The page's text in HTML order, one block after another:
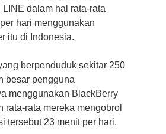
dalam hal rata-rata
hari menggunakan
itu di Indonesia.
berpenduduk sekitar 250
besar pengguna
menggunakan BlackBerry
rata-rata mereka mengobrol
tersebut 23 menit per hari.